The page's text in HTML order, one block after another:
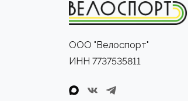
ООО "Велоспорт"
ИНН 7737535811